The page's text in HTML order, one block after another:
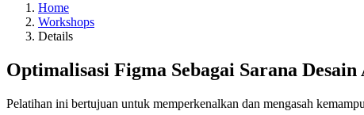
Home
Workshops
Details
Optimalisasi Figma Sebagai Sarana
Pelatihan ini bertujuan untuk memperkenalkan dan mengasah